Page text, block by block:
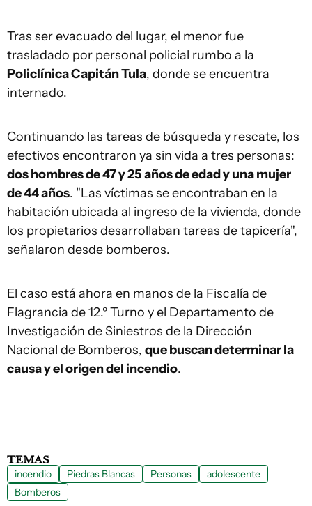
Tras ser evacuado del lugar, el menor fue
trasladado por personal policial rumbo a la
Policlínica Capitán Tula, donde se encuentra
internado.
Continuando las tareas de búsqueda y rescate, los
efectivos encontraron ya sin vida a tres personas:
dos hombres de 47 y 25 años de edad y una mujer
de 44 años. "Las víctimas se encontraban en la
habitación ubicada al ingreso de la vivienda, donde
los propietarios desarrollaban tareas de tapicería",
señalaron desde bomberos.
El caso está ahora en manos de la Fiscalía de
Flagrancia de 12.º Turno y el Departamento de
Investigación de Siniestros de la Dirección
Nacional de Bomberos, que buscan determinar la
causa y el origen del incendio.
TEMAS
incendio Piedras Blancas Personas
adolescente
Bomberos